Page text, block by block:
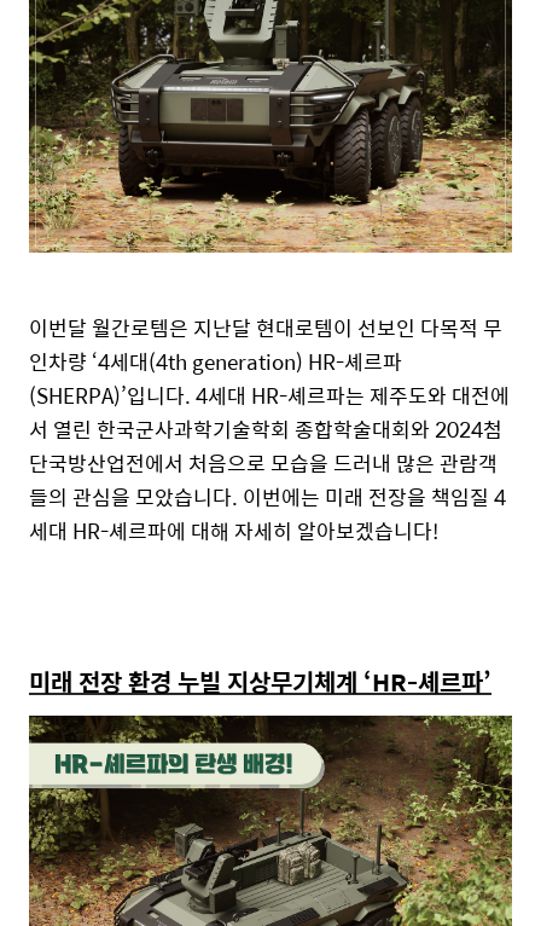
이번달 월간로템은 지난달 현대로템이 선보인 다목적 무
인차량 ‘4세대(4th generation) HR-셰르파
(SHERPA)’입니다. 4세대 HR-셰르파는 제주도와 대전에
서 열린 한국군사과학기술학회 종합학술대회와2024첨
단국방산업전에서 처음으로 모습을 드러내 많은 관람객
들의 관심을 모았습니다. 이번에는 미래 전장을 책임질 4
세대 HR-셰르파에 대해 자세히 알아보겠습니다!
미래 전장 환경 누빌 지상무기체계 ‘HR-셰르파’